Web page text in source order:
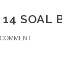
SOAL